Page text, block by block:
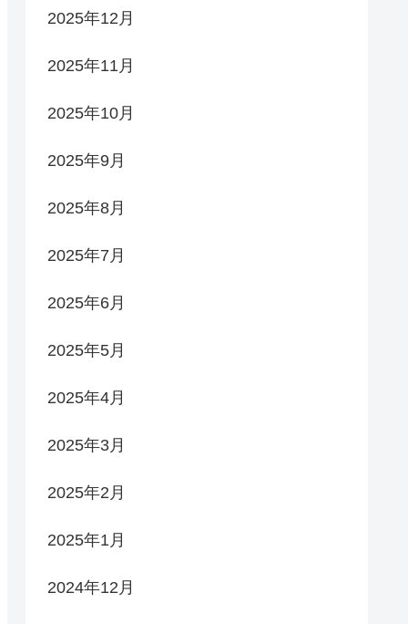
2025年12月
2025年11月
2025年10月
2025年9月
2025年8月
2025年7月
2025年6月
2025年5月
2025年4月
2025年3月
2025年2月
2025年1月
2024年12月